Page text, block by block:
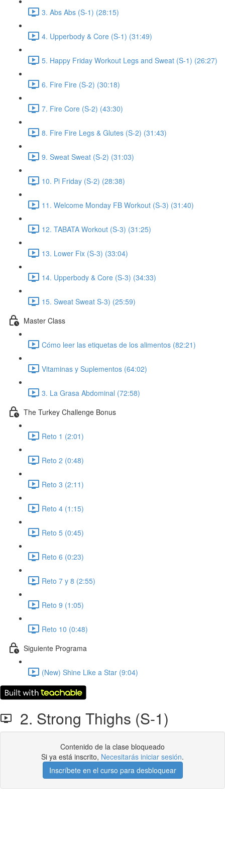
3. Abs Abs (S-1) (28:15)
4. Upperbody & Core (S-1) (31:49)
5. Happy Friday Workout Legs and Sweat (S-1) (26:27)
6. Fire Fire (S-2) (30:18)
7. Fire Core (S-2) (43:30)
8. Fire Fire Legs & Glutes (S-2) (31:43)
9. Sweat Sweat (S-2) (31:03)
10. Pi Friday (S-2) (28:38)
11. Welcome Monday FB Workout (S-3) (31:40)
12. TABATA Workout (S-3) (31:25)
13. Lower Fix (S-3) (33:04)
14. Upperbody & Core (S-3) (34:33)
15. Sweat Sweat S-3) (25:59)
Master Class
Cómo leer las etiquetas de los alimentos (82:21)
Vitaminas y Suplementos (64:02)
3. La Grasa Abdominal (72:58)
The Turkey Challenge Bonus
Reto 1 (2:01)
Reto 2 (0:48)
Reto 3 (2:11)
Reto 4 (1:15)
Reto 5 (0:45)
Reto 6 (0:23)
Reto 7 y 8 (2:55)
Reto 9 (1:05)
Reto 10 (0:48)
Siguiente Programa
(New) Shine Like a Star (9:04)
2. Strong Thighs (S-1)
Contenido de la clase bloqueado
Si ya está inscrito, Necesitarás iniciar sesión.
Inscríbete en el curso para desbloquear